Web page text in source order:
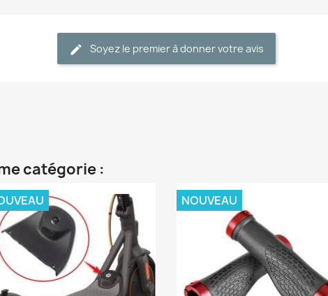
Soyez le premier à donner votre avis
catégorie :
NOUVEAU